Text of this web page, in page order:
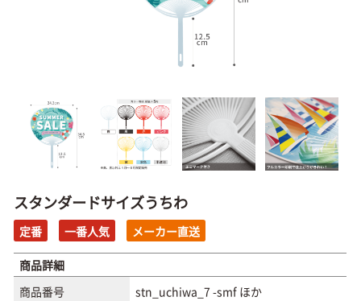
スタンダードサイズうちわ
定番 一番人気 メーカー直送
商品詳細
商品番号
stn_uchiwa_7 -smf ほか